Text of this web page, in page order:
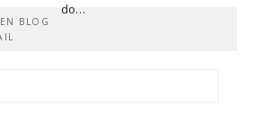
do…
BLOG